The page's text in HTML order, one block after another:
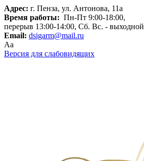
Адрес: г. Пенза, ул. Антонова, 11а
Время работы: Пн-Пт 9:00-18:00,
перерыв 13:00-14:00, Сб. Вс. - выходной
Email: dsigarm@mail.ru
Aa
Версия для слабовидящих